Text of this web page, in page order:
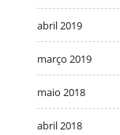
abril 2019
março 2019
maio 2018
abril 2018